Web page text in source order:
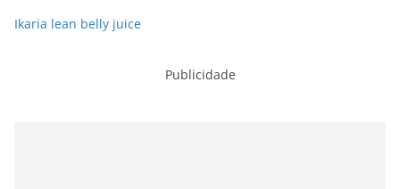
Ikaria lean belly juice
Publicidade